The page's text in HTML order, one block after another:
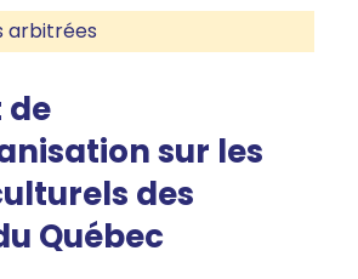
arbitrées
de
sur les
des
Québec